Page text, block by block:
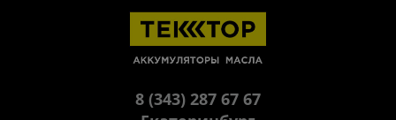
8 (343) 287 67 67